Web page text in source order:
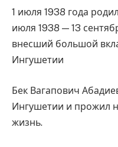
1 июля 1938 года
июля 1938 — 13
внесший большой
Ингушетии
Бек Вагапович
Ингушетии и прожил
жизнь.